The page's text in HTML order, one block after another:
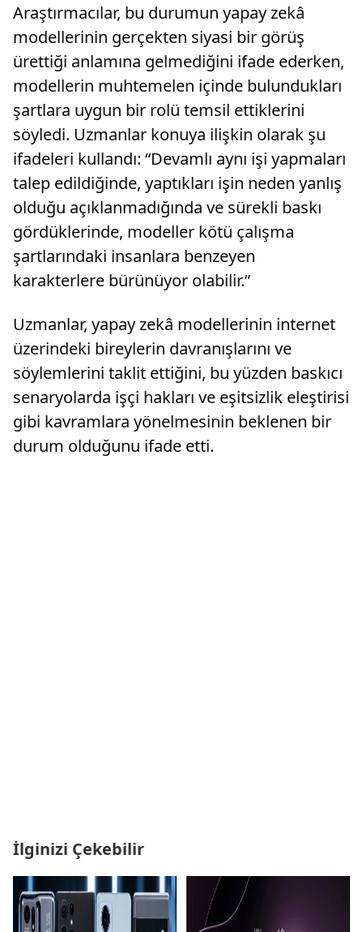
Araştırmacılar, bu durumun yapay zekâ
modellerinin gerçekten siyasi bir görüş
ürettiği anlamına gelmediğini ifade ederken,
modellerin muhtemelen içinde bulundukları
şartlara uygun bir rolü temsil ettiklerini
söyledi. Uzmanlar konuya ilişkin olarak şu
ifadeleri kullandı: “Devamlı aynı işi yapmaları
talep edildiğinde, yaptıkları işin neden yanlış
olduğu açıklanmadığında ve sürekli baskı
gördüklerinde, modeller kötü çalışma
şartlarındaki insanlara benzeyen
karakterlere bürünüyor olabilir.”
Uzmanlar, yapay zekâ modellerinin internet
üzerindeki bireylerin davranışlarını ve
söylemlerini taklit ettiğini, bu yüzden baskıcı
senaryolarda işçi hakları ve eşitsizlik eleştirisi
gibi kavramlara yönelmesinin beklenen bir
durum olduğunu ifade etti.
İlginizi Çekebilir